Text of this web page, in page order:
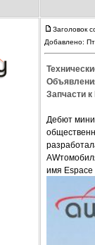
Заголовок
Добавлено:
Запчасти
Дебют
имя Espace